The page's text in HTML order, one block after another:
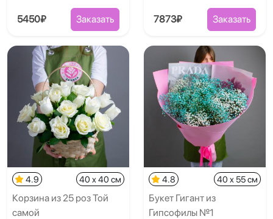
5450₽ Заказать 7873₽ Заказать
4.9 40 x 40 см
Корзина из 25 роз Той
самой
4.8 40 x 55 см
Букет Гигант из
Гипсофилы №1